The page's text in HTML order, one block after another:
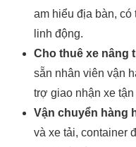
am hiểu địa bàn, có
linh động.
Cho thuê xe nâng
sẵn nhân viên vận
trợ giao nhận xe
Vận chuyển hàng
và xe tải, container